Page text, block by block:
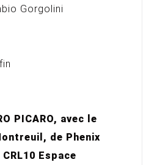
Gorgolini
PICARO, avec le
de Phenix
Espace